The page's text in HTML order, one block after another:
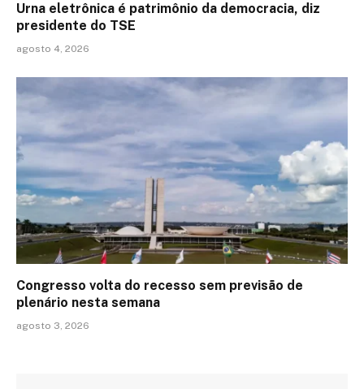
Urna eletrônica é patrimônio da democracia, diz
presidente do TSE
agosto 4, 2026
Congresso volta do recesso sem previsão de
plenário nesta semana
agosto 3, 2026